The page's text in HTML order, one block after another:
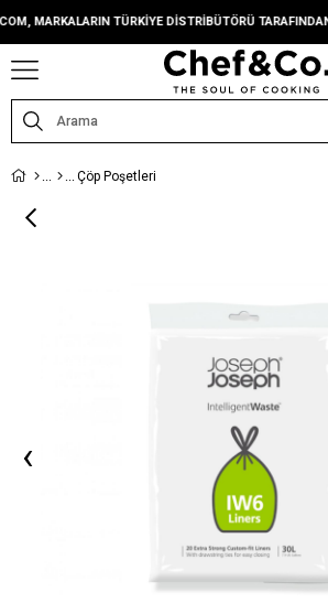
MARKALARIN TÜRKIYE DISTRIBÜTÖRÜ TARAFINDAN
Çöp Poşetleri
‹